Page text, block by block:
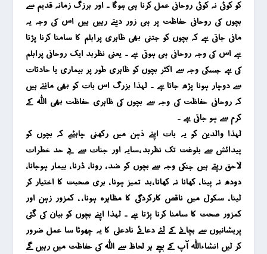
کو کوئی نہ کوئی روحانی عمل کرنا ہی ہوگا ۔ اور برزگ زمانہ قدیم سے
بچوں کی روحانی حفاظت پر ہی زور دیتے رہیں ہیں اس کی وجہ یہ
مانی جاتی ہے کہ بچوں کو جتنی بھی ظاہری پرابلم کا سامنا کرنا پڑتا
ہے اس کی وجہ روحانی ہی ہوتی ہے ۔ یعنی نظربد ایک روحانی پرابلم
کی ہے جسکی وجہ سے اکثر بچوں کو ظاہری طور پر بیماری یا حادثات
سے دوچار ہونا پڑھ جاتا ہے ۔ لہذا بزرگ اس بات کو بھی مانتے ہیں
کہ روحانی حفاظت کی وجہ سے بچوں کی ظاہری حفاظت بھی اللہ کے
کرم سے ہو جاتی ہے ۔
لہذا والدین کو یہ بات اپنے ذہن میں رکھنی چاہئیے کہ بچوں کو
پیدائش سے بلوغت تک نظربد ،سایہ اور جنات سے بے حد خطرات
لاحق رہتے ہیں جنکی وجہ سے بچوں کو ضد ، رونا ، ڈرنا ، بیمار ہوجانا ،
دودھ نہ پینا ، کھانا نہ کھانا ،بد تمیز ہونا ، بری صحبت کا اختیار کر
لینا ، سکول میں ناقص کارکردگی کا مظاہرہ ہونا ، ، کمزور زہن اور
کمزور صحت کا سامنا کرنا پڑتا ہے ۔ لہذا اپنے بچوں کو بیان کی گئی
پریشانیوں سے بچانے کے لئے دعائے نادعلی کا یہ چھوٹا سا عمل ضرور
کر لیں انشاءاللہ آپ کے بچے ہر لحاظ سے اللہ کی حفاظت میں رہیں گے